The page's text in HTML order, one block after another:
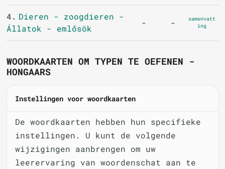
4. Dieren - zoogdieren -
Állatok - emlősök
- -
samenvatt
ing
WOORDKAARTEN OM TYPEN TE OEFENEN -
HONGAARS
Instellingen voor woordkaarten
De woordkaarten hebben hun specifieke
instellingen. U kunt de volgende
wijzigingen aanbrengen om uw
leerervaring van woordenschat aan te